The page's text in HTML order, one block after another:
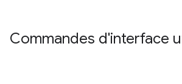
Commandes d'interface